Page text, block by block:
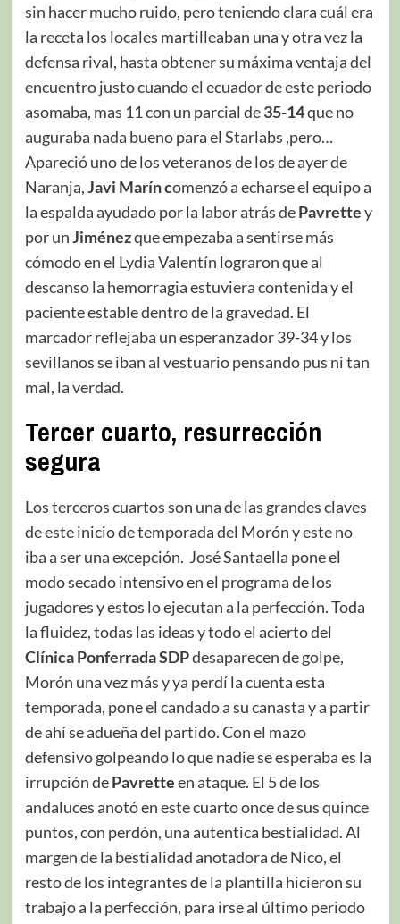
sin hacer mucho ruido, pero teniendo clara cuál era
la receta los locales martilleaban una y otra vez la
defensa rival, hasta obtener su máxima ventaja del
encuentro justo cuando el ecuador de este periodo
asomaba, mas 11 con un parcial de35-14que no
auguraba nada bueno para el Starlabs ,pero…
Apareció uno de los veteranos de los de ayer de
Naranja,Javi Marín comenzó a echarse el equipo a
la espalda ayudado por la labor atrás dePavrettey
por unJiménezque empezaba a sentirse más
cómodo en el Lydia Valentín lograron que al
descanso la hemorragia estuviera contenida y el
paciente estable dentro de la gravedad. El
marcador reflejaba un esperanzador 39-34 y los
sevillanos se iban al vestuario pensando pus ni tan
mal, la verdad.
Tercer cuarto, resurrección
segura
Los terceros cuartos son una de las grandes claves
de este inicio de temporada del Morón y este no
iba a ser una excepción. José Santaella pone el
modo secado intensivo en el programa de los
jugadores y estos lo ejecutan a la perfección. Toda
la fluidez, todas las ideas y todo el acierto del
Clínica Ponferrada SDPdesaparecen de golpe,
Morón una vez más y ya perdí la cuenta esta
temporada, pone el candado a su canasta y a partir
de ahí se adueña del partido. Con el mazo
defensivo golpeando lo que nadie se esperaba es la
irrupción dePavretteen ataque. El 5 de los
andaluces anotó en este cuarto once de sus quince
puntos, con perdón, una autentica bestialidad. Al
margen de la bestialidad anotadora de Nico, el
resto de los integrantes de la plantilla hicieron su
trabajo a la perfección, para irse al último periodo